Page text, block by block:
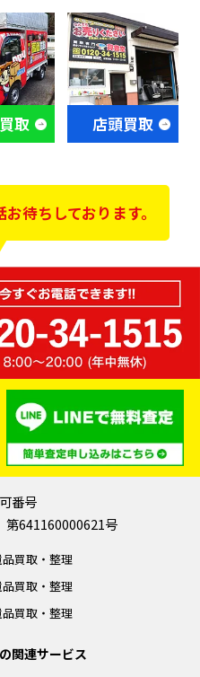
取 店頭買取
待ちしております。
番号
641160000621号
買取・整理
買取・整理
買取・整理
関連サービス